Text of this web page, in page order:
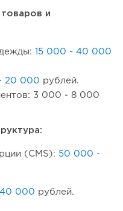
и
15 000 - 40 000
20 000 рублей.
3 000 - 8 000
(CMS): 50 000 -
000 рублей.